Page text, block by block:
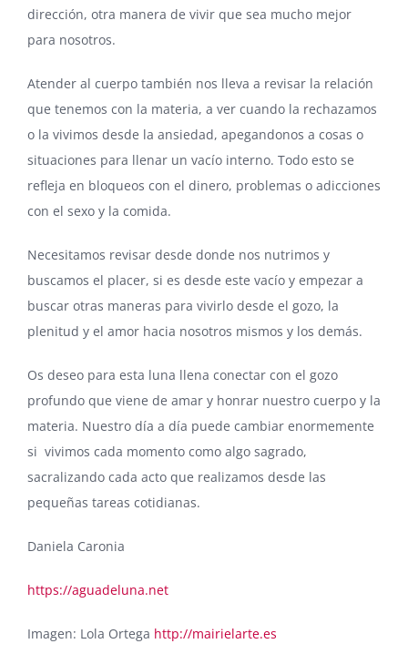
dirección, otra manera de vivir que sea mucho mejor
para nosotros.
Atender al cuerpo también nos lleva a revisar la relación
que tenemos con la materia, a ver cuando la rechazamos
o la vivimos desde la ansiedad, apegandonos a cosas o
situaciones para llenar un vacío interno. Todo esto se
refleja en bloqueos con el dinero, problemas o adicciones
con el sexo y la comida.
Necesitamos revisar desde donde nos nutrimos y
buscamos el placer, si es desde este vacío y empezar a
buscar otras maneras para vivirlo desde el gozo, la
plenitud y el amor hacia nosotros mismos y los demás.
Os deseo para esta luna llena conectar con el gozo
profundo que viene de amar y honrar nuestro cuerpo y la
materia. Nuestro día a día puede cambiar enormemente
si vivimos cada momento como algo sagrado,
sacralizando cada acto que realizamos desde las
pequeñas tareas cotidianas.
Daniela Caronia
https://aguadeluna.net
Imagen: Lola Ortega http://mairielarte.es